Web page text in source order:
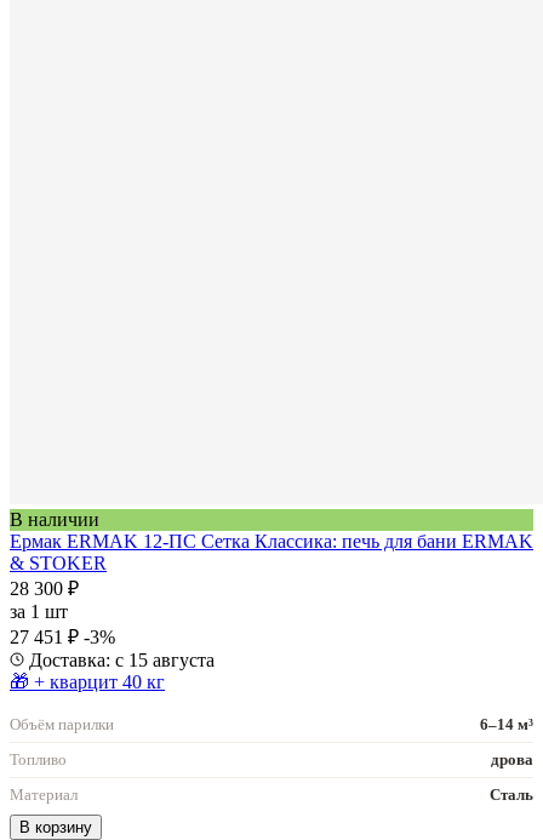
В наличии
Ермак ERMAK 12-ПС Сетка Классика: печь для бани ERMAK
& STOKER
28 300 ₽
за 1 шт
27 451 ₽ -3%
Доставка: с 15 августа
🎁 + кварцит 40 кг
Объём парилки
6–14 м³
Топливо
дрова
Материал
Сталь
В корзину